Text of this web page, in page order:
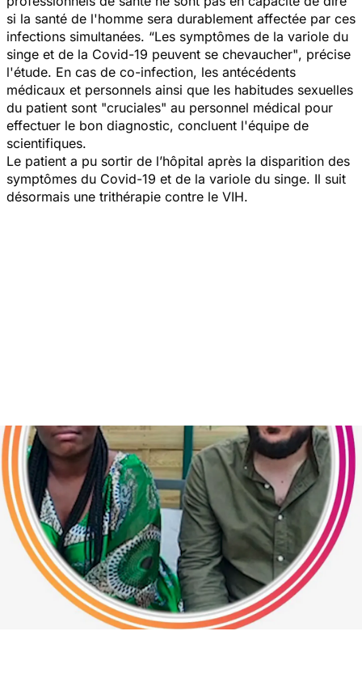
si la santé de l'homme sera durablement affectée par ces
infections simultanées. “Les symptômes de la variole du
singe et de la Covid-19 peuvent se chevaucher", précise
l'étude. En cas de co-infection, les antécédents
médicaux et personnels ainsi que les habitudes sexuelles
du patient sont "cruciales" au personnel médical pour
effectuer le bon diagnostic, concluent l'équipe de
scientifiques.
Le patient a pu sortir de l’hôpital après la disparition des
symptômes du Covid-19 et de la variole du singe. Il suit
désormais une trithérapie contre le VIH.